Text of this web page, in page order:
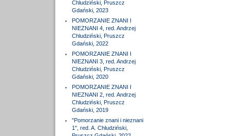
Chludziński, Pruszcz
Gdański, 2023
POMORZANIE ZNANI I
NIEZNANI 4, red. Andrzej
Chludziński, Pruszcz
Gdański, 2022
POMORZANIE ZNANI I
NIEZNANI 3, red. Andrzej
Chludziński, Pruszcz
Gdański, 2020
POMORZANIE ZNANI I
NIEZNANI 2, red. Andrzej
Chludziński, Pruszcz
Gdański, 2019
"Pomorzanie znani i nieznani
1", red. A. Chludziński,